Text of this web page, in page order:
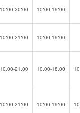
10:00-20:00 10:00-19:00
10:00-21:00 10:00-19:00
10:00-21:00 10:00-18:00
10:00-21:00 10:00-19:00